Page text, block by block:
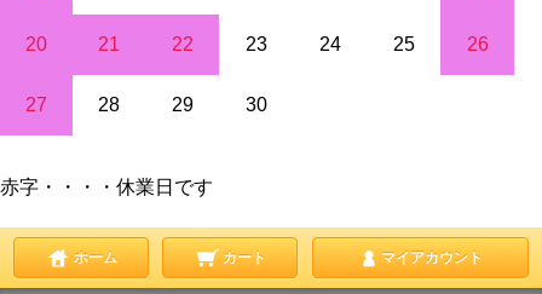
20 21 22 23 24 25 26
27 28 29 30
赤字・・・・休業日です
ホーム カート マイアカウント